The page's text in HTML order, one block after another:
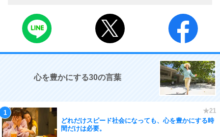
心を豊かにする30の言葉
どれだけスピード社会になっても、心を豊かにする時
間だけは必要。